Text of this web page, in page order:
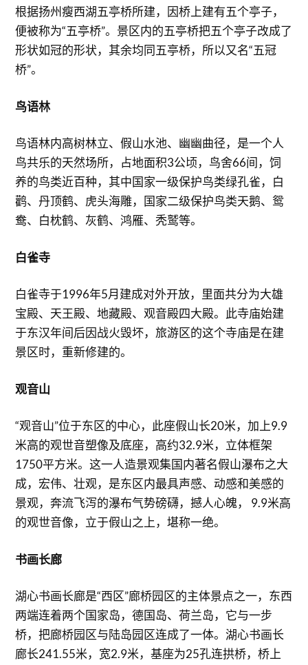
根据扬州瘦西湖五亭桥所建，因桥上建有五个亭子，
便被称为“五亭桥”。景区内的五亭桥把五个亭子改成了
形状如冠的形状，其余均同五亭桥，所以又名“五冠
桥”。
鸟语林
鸟语林内高树林立、假山水池、幽幽曲径，是一个人
鸟共乐的天然场所，占地面积3公顷，鸟舍66间，饲
养的鸟类近百种，其中国家一级保护鸟类绿孔雀，白
鹳、丹顶鹤、虎头海雕，国家二级保护鸟类天鹅、鸳
鸯、白枕鹤、灰鹤、鸿雁、秃鹫等。
白雀寺
白雀寺于1996年5月建成对外开放，里面共分为大雄
宝殿、天王殿、地藏殿、观音殿四大殿。此寺庙始建
于东汉年间后因战火毁坏，旅游区的这个寺庙是在建
景区时，重新修建的。
观音山
“观音山”位于东区的中心，此座假山长20米，加上9.9
米高的观世音塑像及底座，高约32.9米，立体框架
1750平方米。这一人造景观集国内著名假山瀑布之大
成，宏伟、壮观，是东区内最具声感、动感和美感的
景观，奔流飞泻的瀑布气势磅礴，撼人心魄， 9.9米高
的观世音像，立于假山之上，堪称一绝。
书画长廊
湖心书画长廊是“西区”廊桥园区的主体景点之一，东西
两端连着两个国家岛，德国岛、荷兰岛，它与一步
桥，把廊桥园区与陆岛园区连成了一体。湖心书画长
廊长241.55米，宽2.9米，基座为25孔连拱桥，桥上